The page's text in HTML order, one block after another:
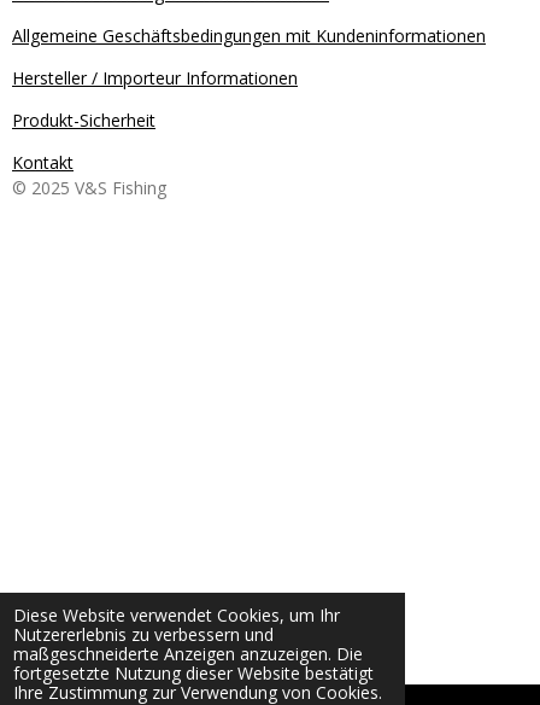
Diese Website verwendet Cookies, um Ihr
Nutzererlebnis zu verbessern und
maßgeschneiderte Anzeigen anzuzeigen. Die
fortgesetzte Nutzung dieser Website bestätigt
Ihre Zustimmung zur Verwendung von Cookies.
Allgemeine Geschäftsbedingungen mit Kundeninformationen
Hersteller / Importeur Informationen
Produkt-Sicherheit
Kontakt
© 2025 V&S Fishing